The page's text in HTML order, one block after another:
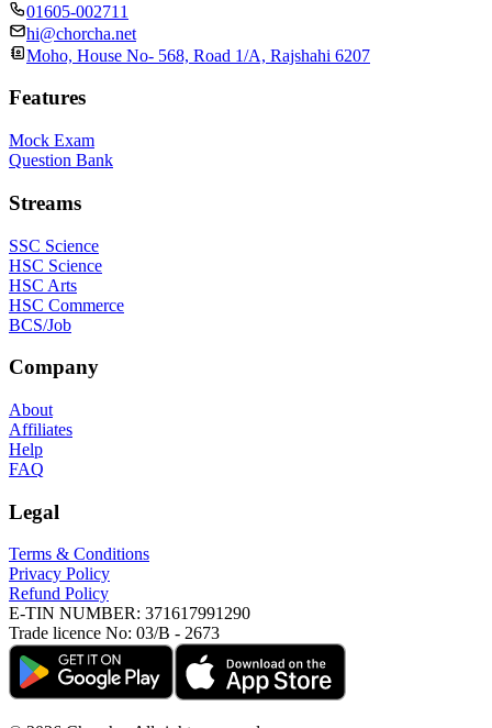
01605-002711
hi@chorcha.net
Moho, House No- 568, Road 1/A, Rajshahi 6207
Features
Mock Exam
Question Bank
Streams
SSC Science
HSC Science
HSC Arts
HSC Commerce
BCS/Job
Company
About
Affiliates
Help
FAQ
Legal
Terms & Conditions
Privacy Policy
Refund Policy
E-TIN NUMBER: 371617991290
Trade licence No: 03/B - 2673